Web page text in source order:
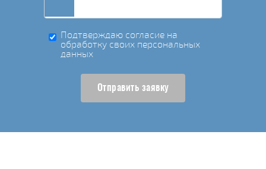
Подтверждаю согласие на
обработку своих персональных
данных
Отправить заявку